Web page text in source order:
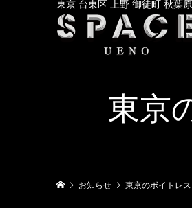
東京 台東区 上野 御徒町 秋葉
東京
お知らせ 東京のボイトレ